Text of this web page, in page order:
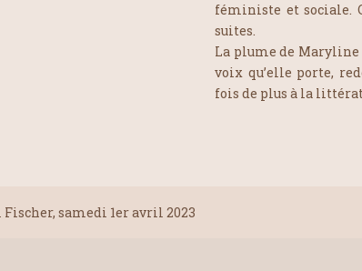
féministe et sociale.
suites.
La plume de Maryline
voix qu’elle porte,
fois de plus à la
Fischer, samedi 1er avril 2023